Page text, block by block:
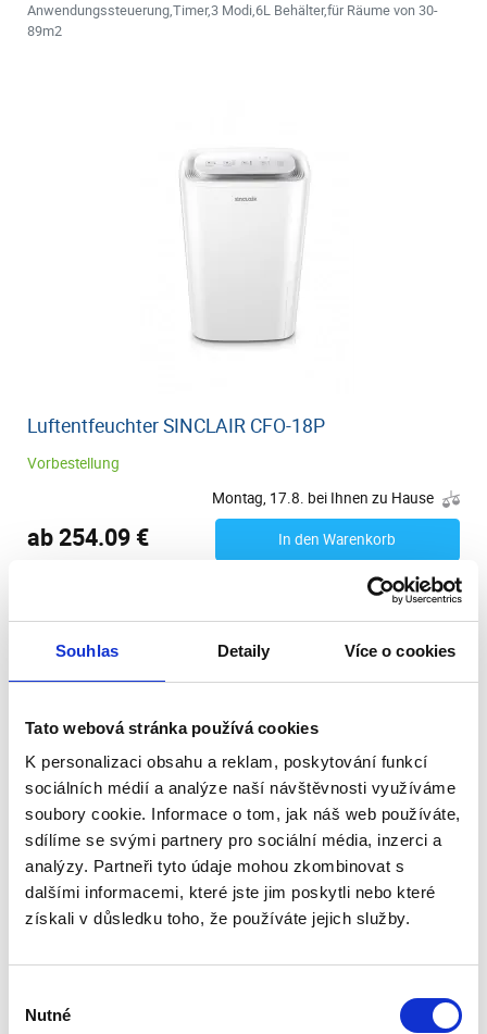
Souhlas Detaily Více o cookies
Tato webová stránka používá cookies
K personalizaci obsahu a reklam, poskytování funkcí
sociálních médií a analýze naší návštěvnosti využíváme
soubory cookie. Informace o tom, jak náš web používáte,
sdílíme se svými partnery pro sociální média, inzerci a
analýzy. Partneři tyto údaje mohou zkombinovat s
dalšími informacemi, které jste jim poskytli nebo které
získali v důsledku toho, že používáte jejich služby.
souhlasu
Nutné
Anwendungssteuerung,Timer,3 Modi,6L Behälter,für Räume von 30-
89m2
Luftentfeuchter SINCLAIR CFO-18P
Vorbestellung
Montag, 17.8. bei Ihnen zu Hause
ab 254.09 € In den Warenkorb
Leiser 2Geschwindigkeiten Luftentfeuchter,Autostart,Timer,Leistung
18L/Tag, eringer Energieverbrauch,für Räume von 13-22m²
Schwimmbadentfeuchter AMCOR D750 Economic